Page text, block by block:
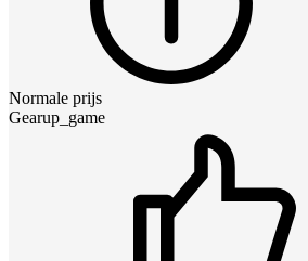
Normale prijs
Gearup_game